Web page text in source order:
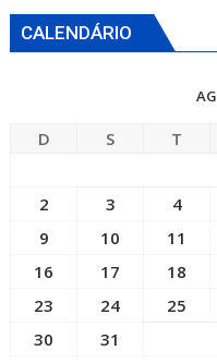
CALENDÁRIO
D S T
2
3 4
9
10 11
16
17 18
23
24 25
30
31